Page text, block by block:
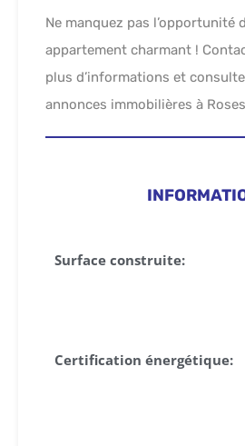
Ne manquez pas l’opportunité
appartement charmant !
plus d’informations et
annonces immobilières à
Surface construite:
Certification énergétique: